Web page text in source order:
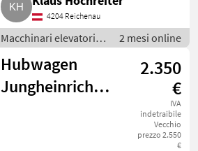
4204 Reichenau
Macchinari elevatori e
per magazzino /
Carrello elevatore
2 mesi online
Hubwagen
Jungheinrich
2.350
€
IVA
indetraibile
Vecchio
prezzo 2.550
€